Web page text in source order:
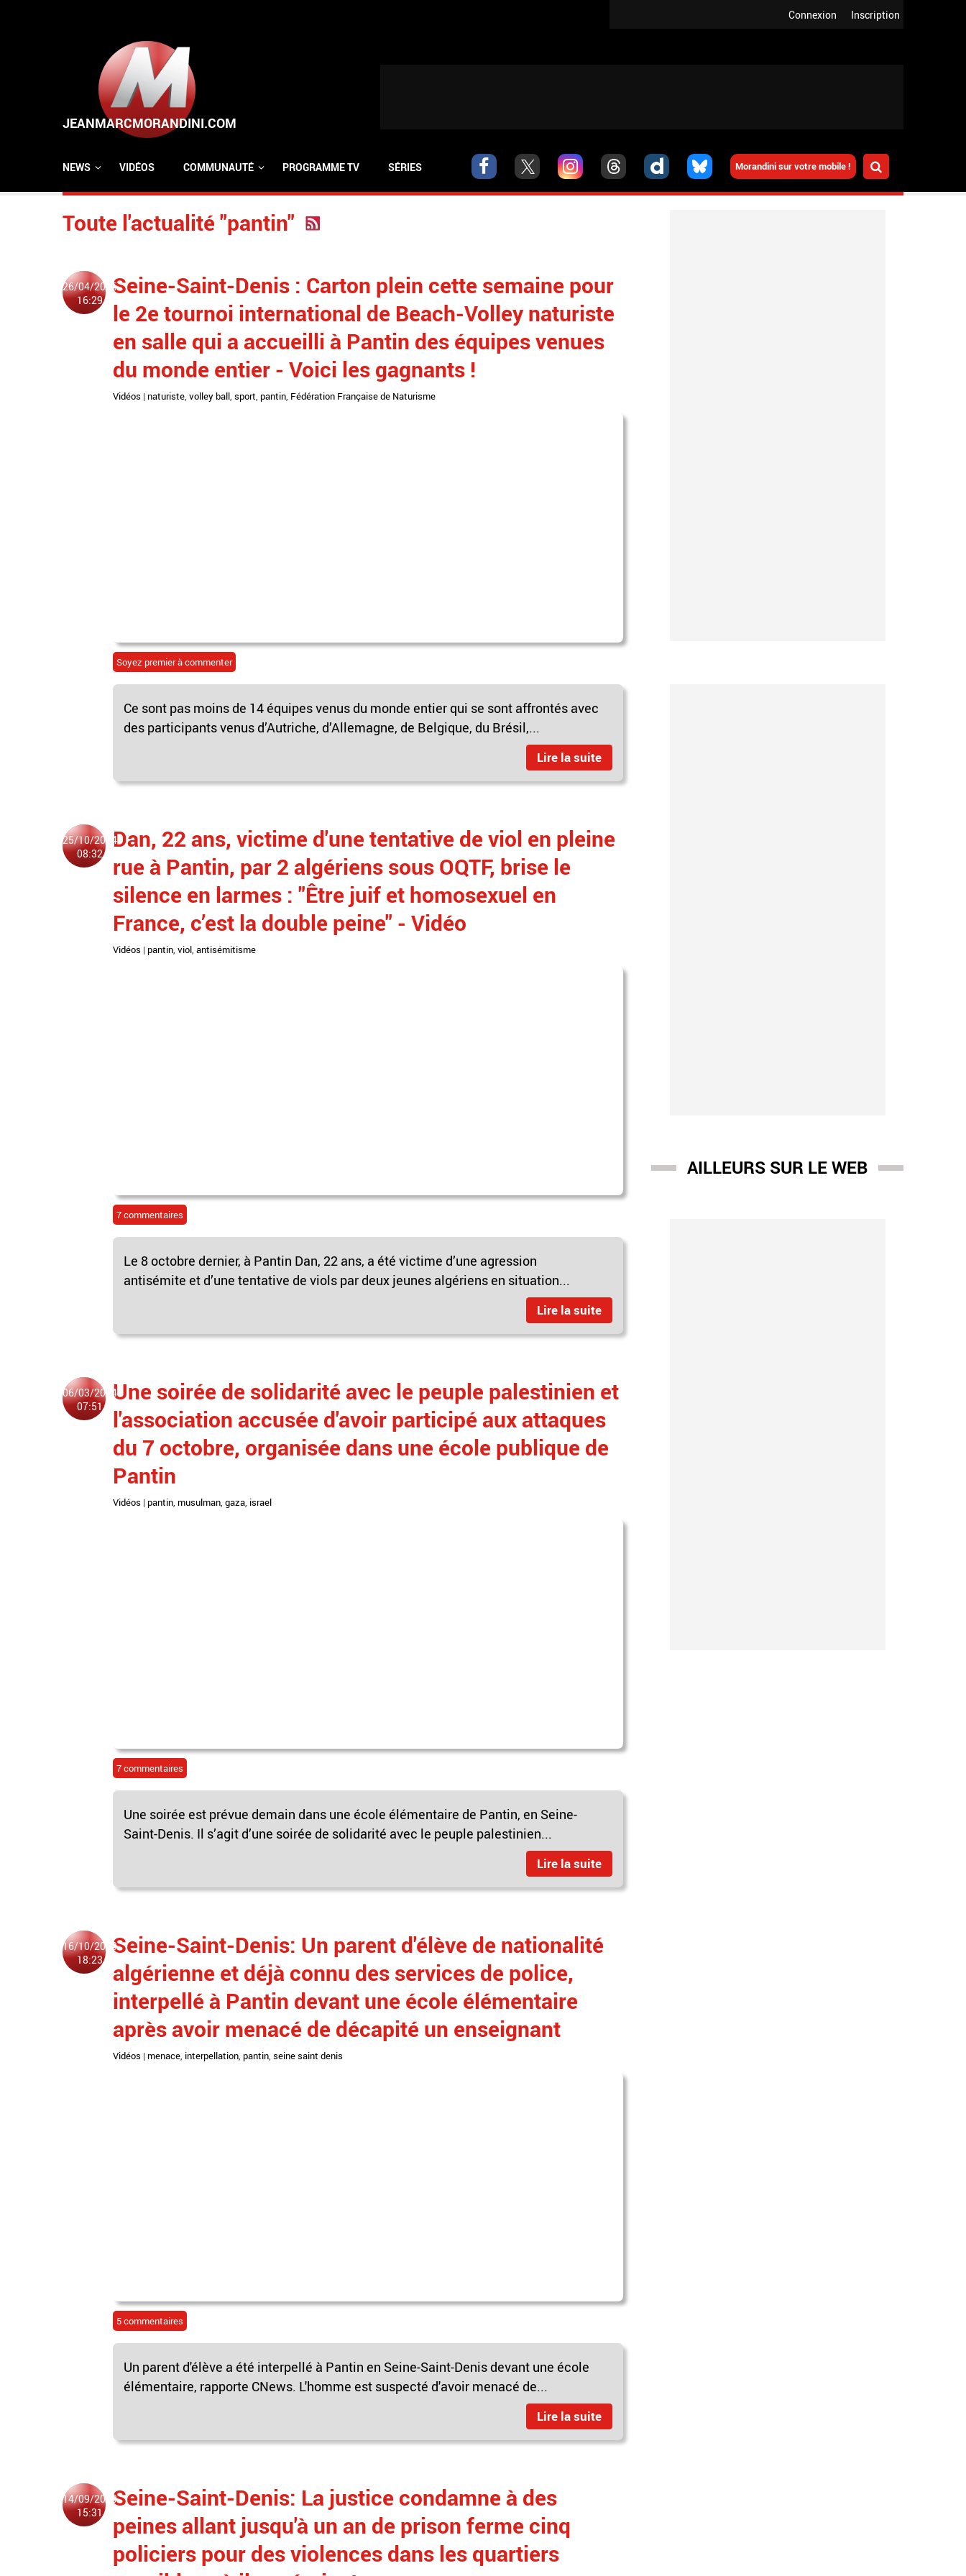
Inscription
Connexion
Morandini sur votre mobile !
NEWS VIDÉOS COMMUNAUTÉ PROGRAMME TV SÉRIES
Toute l'actualité "pantin"
26/04/2025
16:29
Seine-Saint-Denis : Carton plein cette semaine pour
le 2e tournoi international de Beach-Volley naturiste
en salle qui a accueilli à Pantin des équipes venues
du monde entier - Voici les gagnants !
Vidéos | naturiste, volley ball, sport, pantin, Fédération Française de Naturisme
Soyez premier à commenter
Ce sont pas moins de 14 équipes venus du monde entier qui se sont affrontés avec
des participants venus d’Autriche, d’Allemagne, de Belgique, du Brésil,...
Lire la suite
25/10/2024
08:32
Dan, 22 ans, victime d'une tentative de viol en pleine
rue à Pantin, par 2 algériens sous OQTF, brise le
silence en larmes : "Être juif et homosexuel en
France, c’est la double peine" - Vidéo
Vidéos | pantin viol antisémitisme
7 commentaires
Le 8 octobre dernier, à Pantin Dan, 22 ans, a été victime d’une agression
antisémite et d’une tentative de viols par deux jeunes algériens en situation...
Lire la suite
06/03/2024
07:51
Une soirée de solidarité avec le peuple palestinien et
l'association accusée d'avoir participé aux attaques
du 7 octobre, organisée dans une école publique de
Pantin
Vidéos | pantin, musulman, gaza, israel
7 commentaires
Une soirée est prévue demain dans une école élémentaire de Pantin, en Seine-
Saint-Denis. Il s’agit d’une soirée de solidarité avec le peuple palestinien...
Lire la suite
16/10/2023
18:23
Seine-Saint-Denis: Un parent d'élève de nationalité
algérienne et déjà connu des services de police,
interpellé à Pantin devant une école élémentaire
après avoir menacé de décapité un enseignant
Vidéos | menace interpellation pantin seine saint denis
5 commentaires
Un parent d'élève a été interpellé à Pantin en Seine-Saint-Denis devant une école
élémentaire, rapporte CNews. L'homme est suspecté d'avoir menacé de...
Lire la suite
14/09/2023
15:31
Seine-Saint-Denis: La justice condamne à des
peines allant jusqu'à un an de prison ferme cinq
policiers pour des violences dans les quartiers
AILLEURS SUR LE WEB